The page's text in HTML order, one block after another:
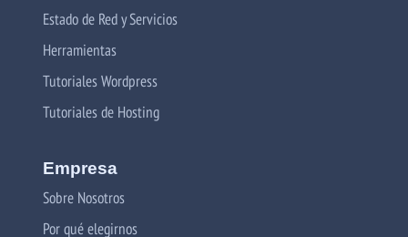
Estado de Red y Servicios
Herramientas
Tutoriales Wordpress
Tutoriales de Hosting
Empresa
Sobre Nosotros
Por qué elegirnos